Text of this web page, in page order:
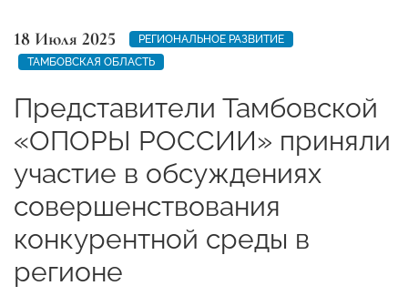
18 Июля 2025
РЕГИОНАЛЬНОЕ РАЗВИТИЕ
ТАМБОВСКАЯ ОБЛАСТЬ
Представители Тамбовской
«ОПОРЫ РОССИИ» приняли
участие в обсуждениях
совершенствования
конкурентной среды в
регионе